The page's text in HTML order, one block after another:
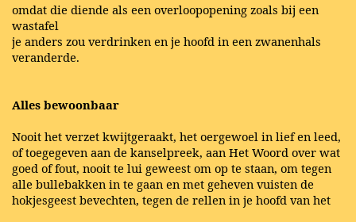
omdat die diende als een overloopopening zoals bij een
wastafel
je anders zou verdrinken en je hoofd in een zwanenhals
veranderde.
Alles bewoonbaar
Nooit het verzet kwijtgeraakt, het oergewoel in lief en leed,
of toegegeven aan de kanselpreek, aan Het Woord over wat
goed of fout, nooit te lui geweest om op te staan, om tegen
alle bullebakken in te gaan en met geheven vuisten de
hokjesgeest bevechten, tegen de rellen in je hoofd van het